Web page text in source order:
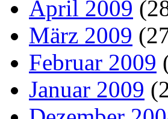
April 2009
März 2009
Februar 2009
Januar 2009